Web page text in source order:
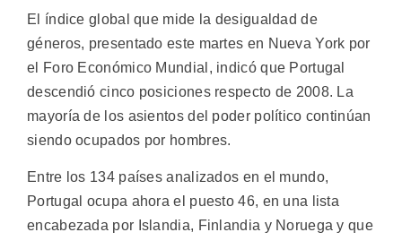
El índice global que mide la desigualdad de
géneros, presentado este martes en Nueva York por
el Foro Económico Mundial, indicó que Portugal
descendió cinco posiciones respecto de 2008. La
mayoría de los asientos del poder político continúan
siendo ocupados por hombres.
Entre los 134 países analizados en el mundo,
Portugal ocupa ahora el puesto 46, en una lista
encabezada por Islandia, Finlandia y Noruega y que